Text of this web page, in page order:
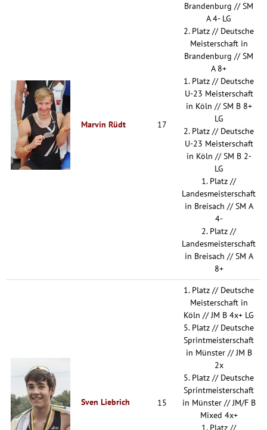
Marvin Rüdt 17
Brandenburg // SM
A 4- LG
2. Platz // Deutsche
Meisterschaft in
Brandenburg // SM
A 8+
1. Platz // Deutsche
U-23 Meisterschaft
in Köln // SM B 8+
LG
2. Platz // Deutsche
U-23 Meisterschaft
in Köln // SM B 2-
LG
1. Platz //
Landesmeisterschaft
in Breisach // SM A
4-
2. Platz //
Landesmeisterschaft
in Breisach // SM A
8+
Sven Liebrich 15
1. Platz // Deutsche
Meisterschaft in
Köln // JM B 4x+ LG
5. Platz // Deutsche
Sprintmeisterschaft
in Münster // JM B
2x
5. Platz // Deutsche
Sprintmeisterschaft
in Münster // JM/F B
Mixed 4x+
1. Platz //